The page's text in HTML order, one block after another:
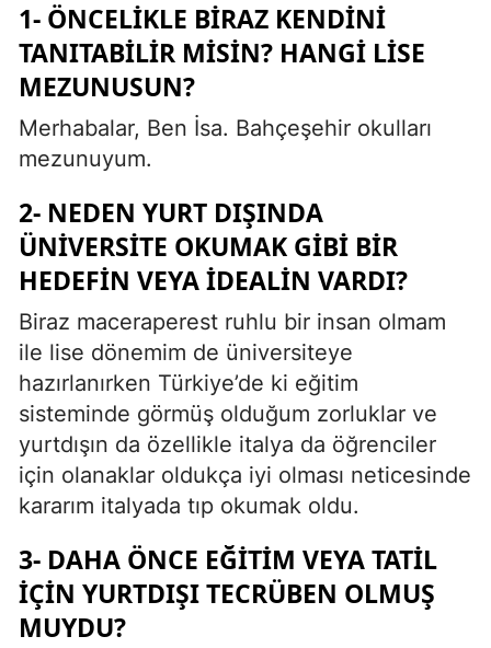
1- ÖNCELIKLE BIRAZ KENDINI
TANITABILIR MISIN? HANGI LISE
MEZUNUSUN?
Merhabalar, Ben İsa. Bahçeşehir okulları
mezunuyum.
2- NEDEN YURT DIŞINDA
ÜNIVERSITE OKUMAK GIBI BIR
HEDEFIN VEYA IDEALIN VARDI?
Biraz maceraperest ruhlu bir insan olmam
ile lise dönemim de üniversiteye
hazırlanırken Türkiye’de ki eğitim
sisteminde görmüş olduğum zorluklar ve
yurtdışın da özellikle italya da öğrenciler
için olanaklar oldukça iyi olması neticesinde
kararım italyada tıp okumak oldu.
3- DAHA ÖNCE EĞITIM VEYA TATIL
IÇIN YURTDIŞI TECRÜBEN OLMUŞ
MUYDU?